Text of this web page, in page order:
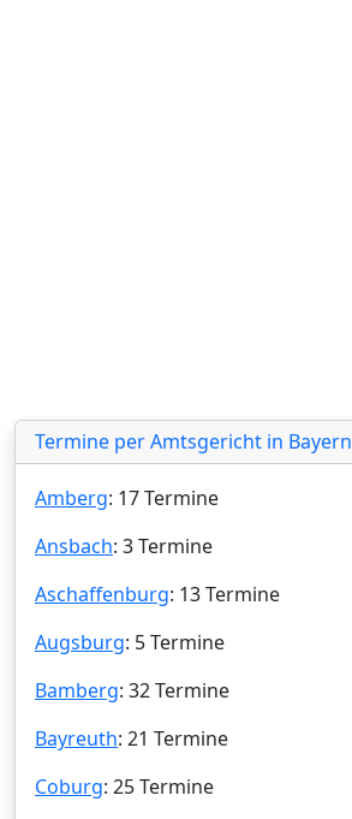
Termine per Amtsgericht in Bayern
Amberg: 17 Termine
Ansbach: 3 Termine
Aschaffenburg: 13 Termine
Augsburg: 5 Termine
Bamberg: 32 Termine
Bayreuth: 21 Termine
Coburg: 25 Termine